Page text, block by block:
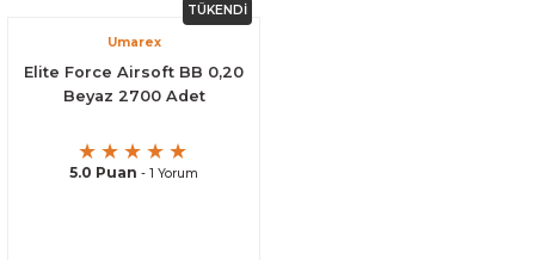
TÜKENDİ
Umarex
Elite Force Airsoft BB 0,20
Beyaz 2700 Adet
5.0 Puan - 1 Yorum